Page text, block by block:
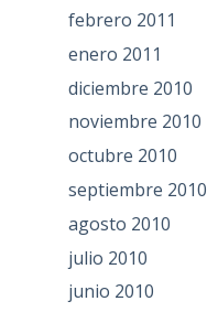
febrero 2011
enero 2011
diciembre 2010
noviembre 2010
octubre 2010
septiembre 2010
agosto 2010
julio 2010
junio 2010